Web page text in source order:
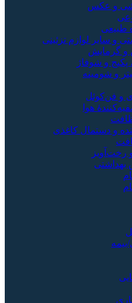
و عکس
طبیعی
و سایر لوازم تزئینی
و گرمایش
پکیج و شوفاژ
و شومینه
و فن‌کوئل
هوا
و دستمال کاغذی
رخت‌آویز
بیمه